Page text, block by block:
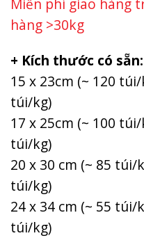
Miễn phí giao hàng
hàng >30kg
+ Kích thước có sẵn:
15 x 23cm (~ 120
túi/kg)
17 x 25cm (~ 100
túi/kg)
20 x 30 cm (~ 85 túi/
túi/kg)
24 x 34 cm (~ 55 túi/
túi/kg)